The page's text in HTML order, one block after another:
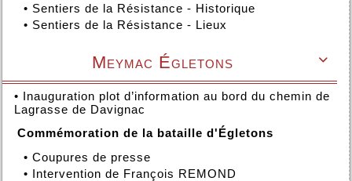
• Sentiers de la Résistance - Historique
• Sentiers de la Résistance - Lieux

Meymac Égletons
• Inauguration plot d’information au bord du chemin de
Lagrasse de Davignac
Commémoration de la bataille d'Égletons
• Coupures de presse
• Intervention de François REMOND